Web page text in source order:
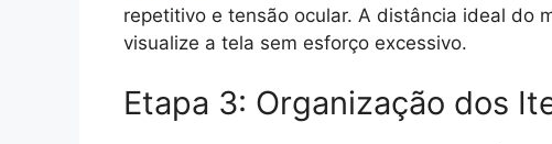
repetitivo e tensão ocular. A distância ideal do
visualize a tela sem esforço excessivo.
Etapa 3: Organização dos